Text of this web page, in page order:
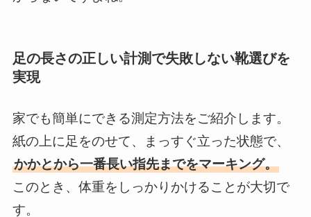
足の長さの正しい計測で失敗しない靴選びを
実現
家でも簡単にできる測定方法をご紹介します。
紙の上に足をのせて、まっすぐ立った状態で、
かかとから一番長い指先までをマーキング。
このとき、体重をしっかりかけることが大切で
す。